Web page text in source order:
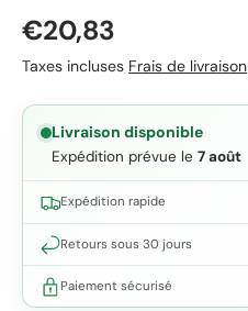
Prix habituel
€20,83
Taxes incluses Frais de livraison
Livraison disponible
Expédition prévue le 7 août
Expédition rapide
Retours sous 30 jours
Paiement sécurisé